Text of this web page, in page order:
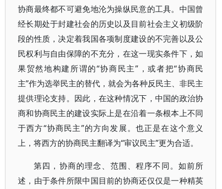
协商最终都不可避免地沦为操纵民意的工具。中国曾
经长期处于封建社会的历史以及目前社会主义初级阶
段的性质，决定着我国各项制度建设的不完善以及公
民权利与自由保障的不充分，在这一现实条件下，如
果贸然地构建所谓的“协商民主”，或者把“协商民
主”作为选举民主的替代，就会为各种反民主、非民主
提供理论支持。因此，在这种情况下，中国的政治协
商和协商民主的建设实际上是在沿着一条根本上不同
于西方“协商民主”的方向发展。也正是在这个意义
上，将西方的协商民主翻译为“审议民主”更为合适。
第四，协商的理念、范围、程序不同。如前所
述，由于条件所限中国目前的协商还仅仅是一种精英